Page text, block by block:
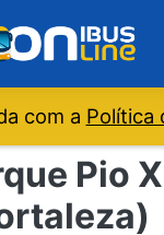
com a Política
Pio